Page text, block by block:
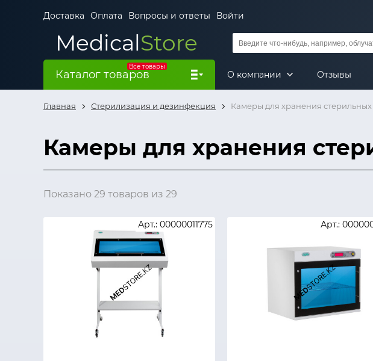
Доставка Оплата Вопросы и ответы Войти
MedicalStore
Все товары
Каталог товаров О компании Отзывы
Главная Стерилизация и дезинфекция Камеры для хранения стерильных
Камеры для хранения
Показано 29 товаров из 29
Арт.: 00000011775
Быстрый просмотр
Арт.: